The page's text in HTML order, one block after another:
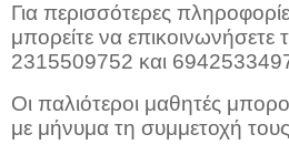
Για περισσότερες
μπορείτε να επικοινωνήσετε
2315509752 και
Οι παλιότεροι μαθητές
με μήνυμα τη συμμετοχή